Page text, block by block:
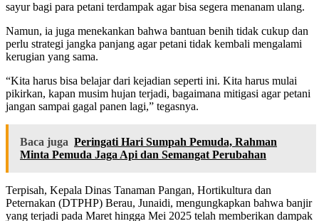
sayur bagi para petani terdampak agar bisa segera menanam ulang.
Namun, ia juga menekankan bahwa bantuan benih tidak cukup dan
perlu strategi jangka panjang agar petani tidak kembali mengalami
kerugian yang sama.
“Kita harus bisa belajar dari kejadian seperti ini. Kita harus mulai
pikirkan, kapan musim hujan terjadi, bagaimana mitigasi agar petani
jangan sampai gagal panen lagi,” tegasnya.
Baca juga Peringati Hari Sumpah Pemuda, Rahman
Minta Pemuda Jaga Api dan Semangat Perubahan
Terpisah, Kepala Dinas Tanaman Pangan, Hortikultura dan
Peternakan (DTPHP) Berau, Junaidi, mengungkapkan bahwa banjir
yang terjadi pada Maret hingga Mei 2025 telah memberikan dampak